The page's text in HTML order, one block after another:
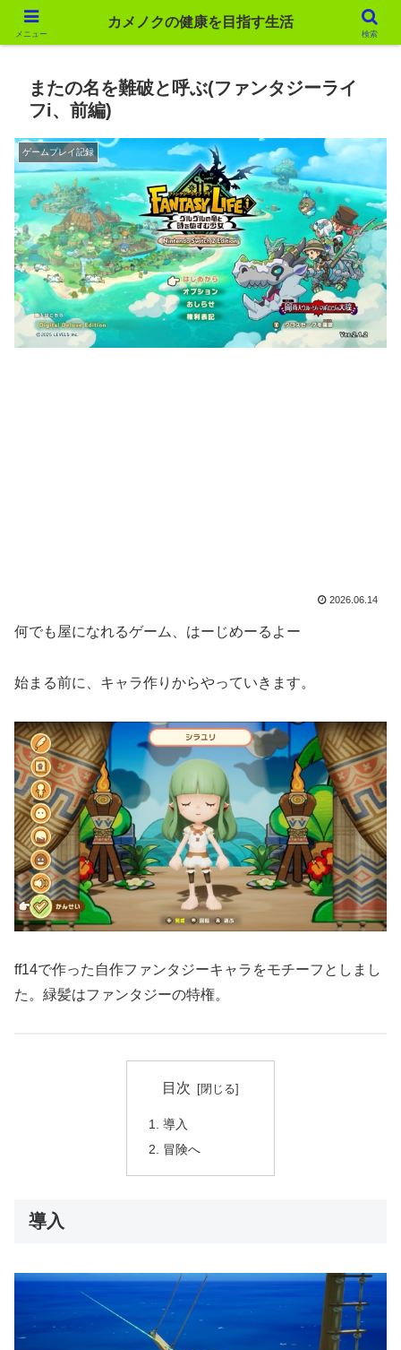
カメノクの健康を目指す生活
またの名を難破と呼ぶ(ファンタジーライ
フi、前編)
ゲームプレイ記録
2026.06.14
何でも屋になれるゲーム、はーじめーるよー
始まる前に、キャラ作りからやっていきます。
ff14で作った自作ファンタジーキャラをモチーフとしまし
た。緑髪はファンタジーの特権。
目次
導入
冒険へ
導入
メニュー
カメノクの健康を目指す生活
検索